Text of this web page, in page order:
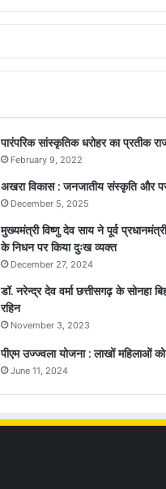
​​​​​​​पारंपरिक सांस्कृतिक धरोहर का प्रतीक
February 9, 2022
अखरा विकास : जनजातीय संस्कृति और
December 5, 2025
मुख्यमंत्री विष्णु देव साय ने पूर्व
के निधन पर किया दुःख व्यक्त
December 27, 2024
डॉ. नरेन्द्र देव वर्मा छत्तीसगढ़ के सोनहा
रहिन
November 3, 2023
पीएम उज्ज्वला योजना : लाखों महिलाओं
June 11, 2024